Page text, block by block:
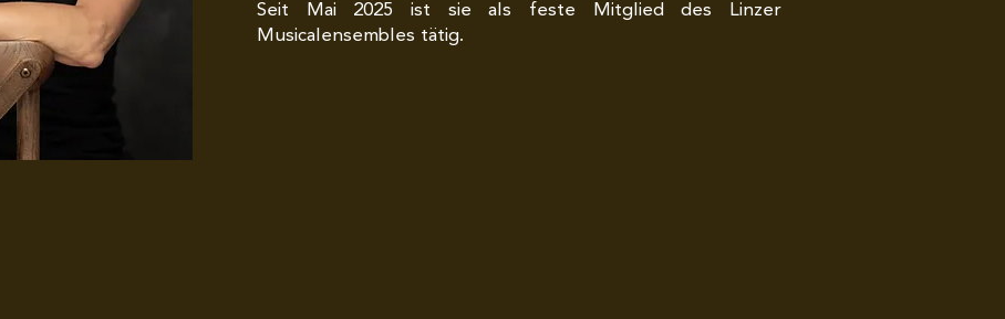
Seit Mai 2025 ist sie als feste Mitglied des Linzer
Musicalensembles tätig.